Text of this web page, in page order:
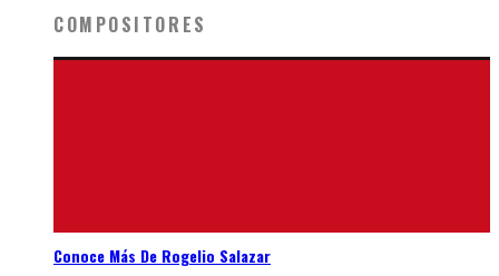
COMPOSITORES
Conoce Más De Rogelio Salazar